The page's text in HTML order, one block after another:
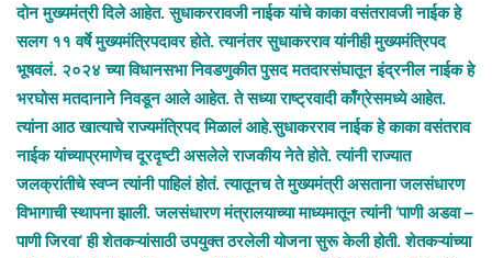
दोन मुख्यमंत्री दिले आहेत. सुधाकररावजी नाईक यांचे काका वसंतरावजी नाईक हे
सलग ११ वर्षे मुख्यमंत्रिपदावर होते. त्यानंतर सुधाकरराव यांनीही मुख्यमंत्रिपद
भूषवलं. २०२४ च्या विधानसभा निवडणुकीत पुसद मतदारसंघातून इंद्रनील नाईक हे
भरघोस मतदानाने निवडून आले आहेत. ते सध्या राष्ट्रवादी काँग्रेसमध्ये आहेत.
त्यांना आठ खात्याचे राज्यमंत्रिपद मिळालं आहे.सुधाकरराव नाईक हे काका वसंतराव
नाईक यांच्याप्रमाणेच दूरदृष्टी असलेले राजकीय नेते होते. त्यांनी राज्यात
जलक्रांतीचे स्वप्न त्यांनी पाहिलं होतं. त्यातूनच ते मुख्यमंत्री असताना जलसंधारण
विभागाची स्थापना झाली. जलसंधारण मंत्रालयाच्या माध्यमातून त्यांनी ‘पाणी अडवा –
पाणी जिरवा’ ही शेतकऱ्यांसाठी उपयुक्त ठरलेली योजना सुरू केली होती. शेतकऱ्यांच्या